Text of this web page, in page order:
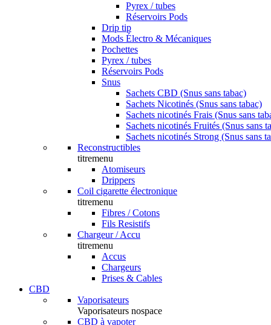
Pyrex / tubes
Réservoirs Pods
Drip tip
Mods Électro & Mécaniques
Pochettes
Pyrex / tubes
Réservoirs Pods
Snus
Sachets CBD (Snus sans tabac)
Sachets Nicotinés (Snus sans tabac)
Sachets nicotinés Frais (Snus sans
Sachets nicotinés Fruités (Snus sans
Sachets nicotinés Strong (Snus sans
Reconstructibles
titremenu
Atomiseurs
Drippers
Coil cigarette électronique
titremenu
Fibres / Cotons
Fils Resistifs
Chargeur / Accu
titremenu
Accus
Chargeurs
Prises & Cables
CBD
Vaporisateurs
Vaporisateurs nospace
CBD à vapoter